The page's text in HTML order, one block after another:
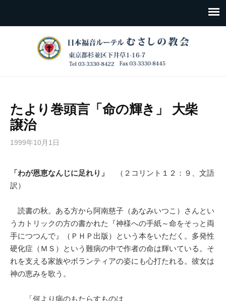
たより巻頭言「命の輝き」 大柴
譲治
1999年10月1日
「わが恩恵なんじに足れり」
（２コリント１２：９、文語
訳）
読書の秋。ある方から阿南慈子（あなみいつこ）さんとい
うカトリックの方の書かれた『神様への手紙～命をそっと両
手につつんで』（ＰＨＰ出版）という本をいただく。多発性
硬化症（ＭＳ）という難病の中で作者の命は輝いている。そ
れを支える家族やボランティアの姿にも心打たれる。彼女は
神の恵みを歌う。
「何より病のもたらすものは